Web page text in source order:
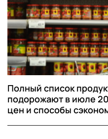
Полный список
подорожают в июле
цен и способы